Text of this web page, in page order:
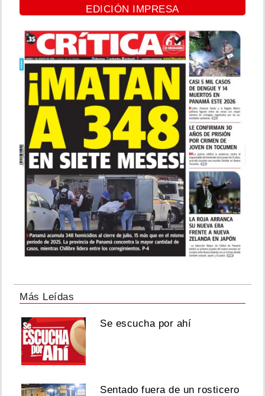
EDICIÓN IMPRESA
Más Leídas
Se escucha por ahí
Sentado fuera de un rosticero